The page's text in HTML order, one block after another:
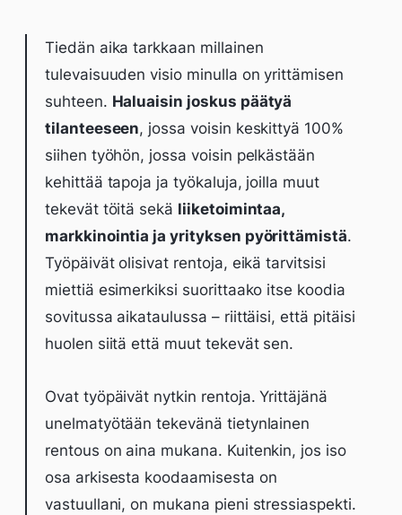
Tiedän aika tarkkaan millainen
tulevaisuuden visio minulla on yrittämisen
suhteen. Haluaisin joskus päätyä
tilanteeseen, jossa voisin keskittyä 100%
siihen työhön, jossa voisin pelkästään
kehittää tapoja ja työkaluja, joilla muut
tekevät töitä sekä liiketoimintaa,
markkinointia ja yrityksen pyörittämistä.
Työpäivät olisivat rentoja, eikä tarvitsisi
miettiä esimerkiksi suorittaako itse koodia
sovitussa aikataulussa – riittäisi, että pitäisi
huolen siitä että muut tekevät sen.
Ovat työpäivät nytkin rentoja. Yrittäjänä
unelmatyötään tekevänä tietynlainen
rentous on aina mukana. Kuitenkin, jos iso
osa arkisesta koodaamisesta on
vastuullani, on mukana pieni stressiaspekti.